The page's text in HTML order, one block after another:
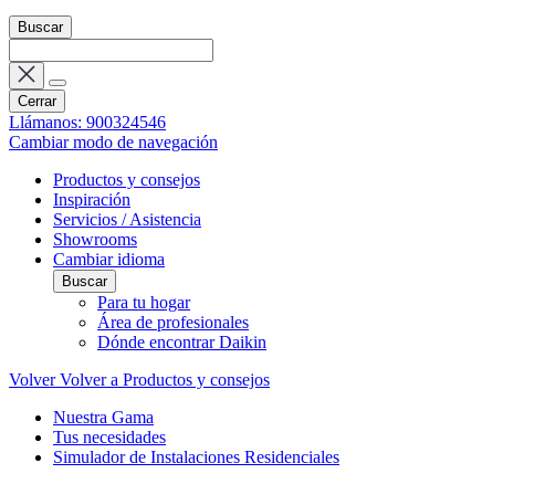
Buscar
Cerrar
Llámanos: 900324546
Cambiar modo de navegación
Productos y consejos
Inspiración
Servicios / Asistencia
Showrooms
Cambiar idioma
Buscar
Para tu hogar
Área de profesionales
Dónde encontrar Daikin
Volver Volver a Productos y consejos
Nuestra Gama
Tus necesidades
Simulador de Instalaciones Residenciales